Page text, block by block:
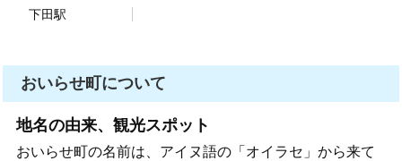
下田駅
おいらせ町について
地名の由来、観光スポット
おいらせ町の名前は、アイヌ語の「オイラセ」から来て